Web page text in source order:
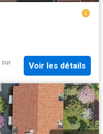
sur
Voir les détails